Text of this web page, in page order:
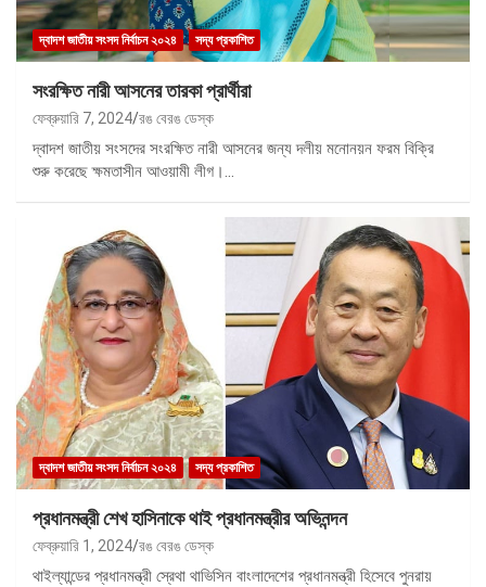
দ্বাদশ জাতীয় সংসদ নির্বাচন ২০২৪ সদ্য প্রকাশিত
সংরক্ষিত নারী আসনের তারকা প্রার্থীরা
ফেব্রুয়ারি 7, 2024 রঙ বেরঙ ডেস্ক
দ্বাদশ জাতীয় সংসদের সংরক্ষিত নারী আসনের জন্য দলীয় মনোনয়ন ফরম বিক্রি
শুরু করেছে ক্ষমতাসীন আওয়ামী লীগ।…
দ্বাদশ জাতীয় সংসদ নির্বাচন ২০২৪ সদ্য প্রকাশিত
প্রধানমন্ত্রী শেখ হাসিনাকে থাই প্রধানমন্ত্রীর অভিনন্দন
ফেব্রুয়ারি 1, 2024 রঙ বেরঙ ডেস্ক
থাইল্যান্ডের প্রধানমন্ত্রী স্রেথা থাভিসিন বাংলাদেশের প্রধানমন্ত্রী হিসেবে পুনরায়